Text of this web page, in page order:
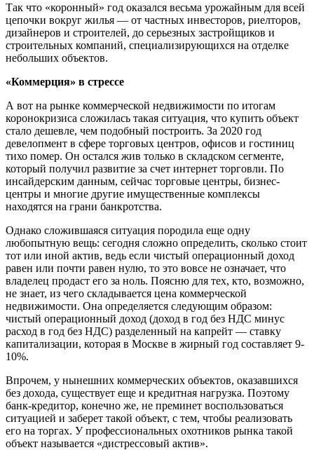
Так что «коронный» год оказался весьма урожайным для всей
цепочки вокруг жилья — от частных инвесторов, риелторов,
дизайнеров и строителей, до серьезных застройщиков и
строительных компаний, специализирующихся на отделке
небольших объектов.
«Коммерция» в стрессе
А вот на рынке коммерческой недвижимости по итогам
коронокризиса сложилась такая ситуация, что купить объект
стало дешевле, чем подобный построить. За 2020 год
девелопмент в сфере торговых центров, офисов и гостиниц
тихо помер. Он остался жив только в складском сегменте,
который получил развитие за счет интернет торговли. По
инсайдерским данным, сейчас торговые центры, бизнес-
центры и многие другие имущественные комплексы
находятся на грани банкротства.
Однако сложившаяся ситуация породила еще одну
любопытную вещь: сегодня сложно определить, сколько стоит
тот или иной актив, ведь если чистый операционный доход
равен или почти равен нулю, то это вовсе не означает, что
владелец продаст его за ноль. Поясню для тех, кто, возможно,
не знает, из чего складывается цена коммерческой
недвижимости. Она определяется следующим образом:
чистый операционный доход (доход в год без НДС минус
расход в год без НДС) разделенный на капрейт — ставку
капитализации, которая в Москве в жирный год составляет 9-
10%.
Впрочем, у нынешних коммерческих объектов, оказавшихся
без дохода, существует еще и кредитная нагрузка. Поэтому
банк-кредитор, конечно же, не преминет воспользоваться
ситуацией и заберет такой объект, с тем, чтобы реализовать
его на торгах. У профессиональных охотников рынка такой
объект называется «дистрессовый актив».